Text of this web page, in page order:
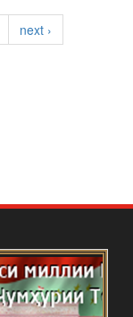
next ›